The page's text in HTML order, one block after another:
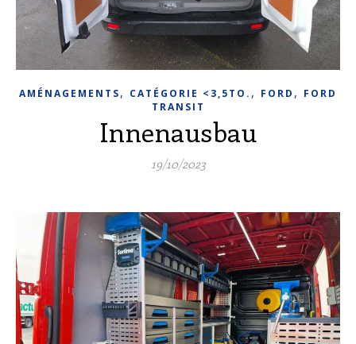
AMÉNAGEMENTS, CATÉGORIE <3,5TO. , FORD , FORD
TRANSIT
Innenausbau
19/10/2023